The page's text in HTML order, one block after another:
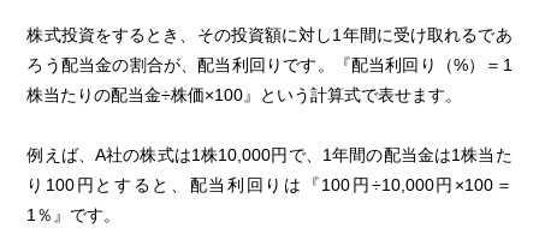
株式投資をするとき、その投資額に対し1年間に受け取れるであ
ろう配当金の割合が、配当利回りです。『配当利回り（%）＝1
株当たりの配当金÷株価×100』という計算式で表せます。
例えば、A社の株式は1株10,000円で、1年間の配当金は1株当た
り100円とすると、配当利回りは『100円÷10,000円×100＝
1％』です。